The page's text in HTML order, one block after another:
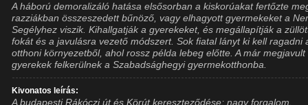
A háború demoralizáló hatása elsősorban a kiskorúakat fertőzte
razziákban összeszedett bűnöző, vagy elhagyott gyermekeket a
Segélyhez viszik. Kihallgatják a gyerekeket, és megállapítják a
fokát és a javulásra vezető módszert. Sok fiatal lányt ki kell ragadni
otthoni környezetből, ahol rossz példa lebeg előtte. A már megjavult
gyerekek felkerülnek a Szabadsághegyi gyermekotthonba.
Kivonatos leírás:
A budapesti Rákóczi út és Körút kereszteződése; nagy forgalom.